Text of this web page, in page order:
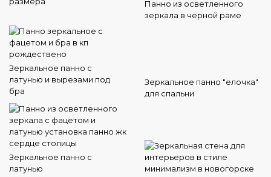
Панно из осветленного
зеркала в черной раме
Зеркальное панно с
латунью и вырезами под
бра
Зеркальное панно "елочка"
для спальни
Зеркальное панно с
латунью